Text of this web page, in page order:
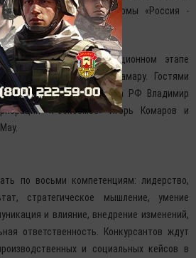
открытой платформы «Россия -
победившие в дистанционном этапе
приедут в Самару. Гостями
советник Президента РФ Владимир
«Роскосмос» Игорь Комаров и
по восьми компетенциям: лидерство,
стратегическое мышление, умение
и влияние, внедрение изменений,
ответственность. Конкурсантов ждут
и социальных кейсов в